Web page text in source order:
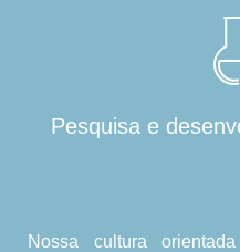
Pesquisa e
Nossa cultura